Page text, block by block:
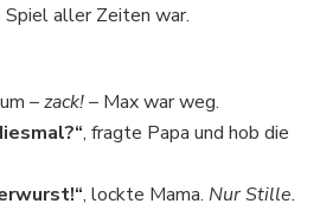
aller Zeiten war.
–zack!– Max war weg.
, fragte Papa und hob die
, lockte Mama. Nur Stille.